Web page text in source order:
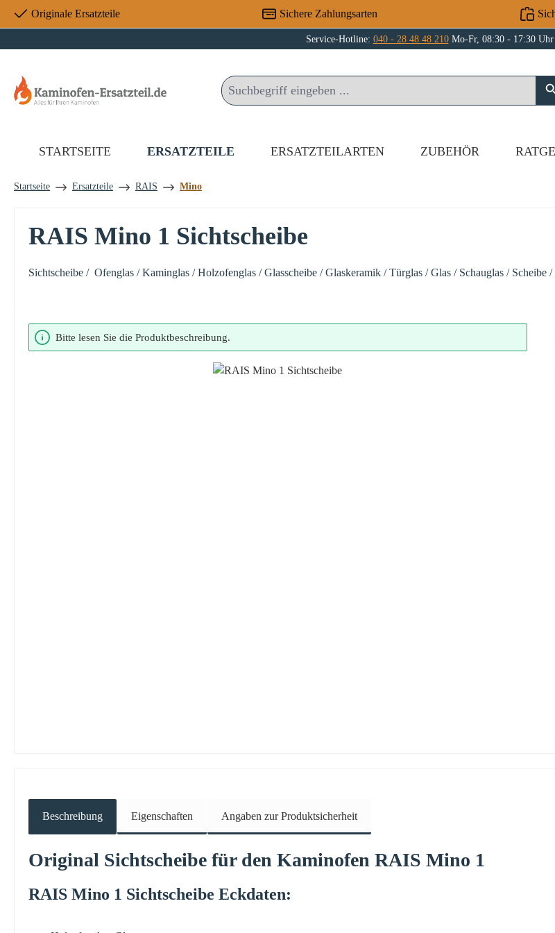
Hauptinhalt springen
Zur Suche springen
Zur Hauptnavigation springen
Originale Ersatzteile Sichere Zahlungsarten
Service-Hotline: 040 - 28 48 48 210Mo-Fr, 08:30 - 17:30 Uhr |
STARTSEITE ERSATZTEILE ERSATZTEILARTEN ZUBEHÖR
Startseite Ersatzteile RAIS Mino
RAIS Mino 1 Sichtscheibe
Sichtscheibe / Ofenglas / Kaminglas / Holzofenglas / Glasscheibe / Glaskeramik / Türglas / Glas / Schauglas / Scheibe
Bildergalerie überspringen
Bitte lesen Sie die Produktbeschreibung.
Beschreibung Eigenschaften Angaben zur Produktsicherheit
Original Sichtscheibe für den Kaminofen RAIS Mino 1
RAIS Mino 1 Sichtscheibe Eckdaten: